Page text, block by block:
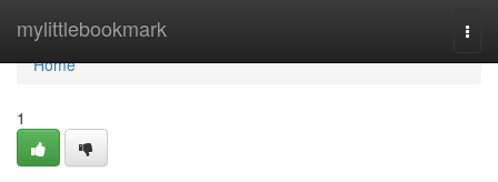
mylittlebookmark
Home
Home
1